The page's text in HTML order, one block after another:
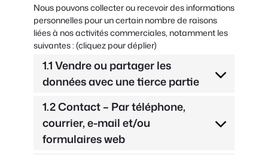
Nous pouvons collecter ou recevoir des informations
personnelles pour un certain nombre de raisons
liées à nos activités commerciales, notamment les
suivantes : (cliquez pour déplier)
1.1 Vendre ou partager les
données avec une tierce partie
1.2 Contact – Par téléphone,
courrier, e-mail et/ou
formulaires web